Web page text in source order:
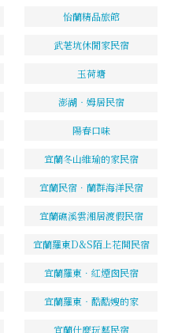
怡蘭精品旅館
武荖坑休閒家民宿
玉荷塘
澎湖‧姆居民宿
陽春口味
宜蘭冬山維瑜的家民宿
宜蘭民宿．蘭群海洋民宿
宜蘭礁溪雲湘居渡假民宿
宜蘭羅東D&S陌上花開民宿
宜蘭羅東．紅煙囪民宿
宜蘭羅東‧酷酷嫂的家
宜蘭什麼玩藝民宿